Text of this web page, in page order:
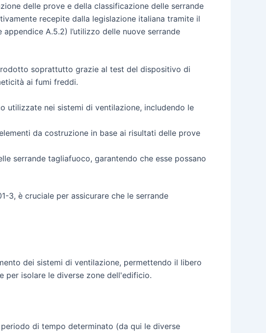
delle prove e della classificazione delle serrande
recepite dalla legislazione italiana tramite il
A.5.2) l’utilizzo delle nuove serrande
soprattutto grazie al test del dispositivo di
ai fumi freddi.
utilizzate nei sistemi di ventilazione, includendo le
da costruzione in base ai risultati delle prove
serrande tagliafuoco, garantendo che esse possano
3, è cruciale per assicurare che le serrande
dei sistemi di ventilazione, permettendo il libero
per isolare le diverse zone dell'edificio.
di tempo determinato (da qui le diverse